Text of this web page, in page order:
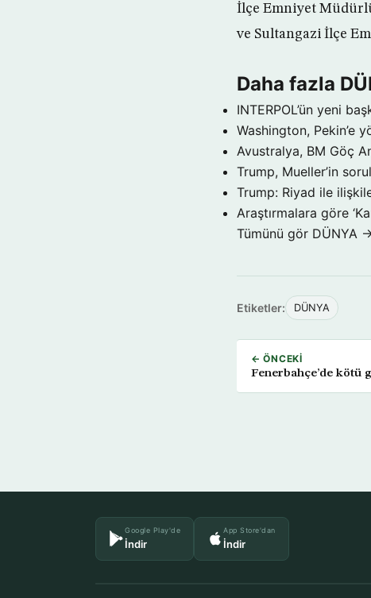
İlçe Emniyet
ve Sultangazi İlçe
Daha fazla
INTERPOL’ün yeni
Washington, Pekin’e
Avustralya, BM Göç
Trump, Mueller’in
Trump: Riyad ile
Araştırmalara göre
Tümünü gör DÜNYA
Etiketler: DÜNYA
← ÖNCEKI
Fenerbahçe’de kötü
Google Play'de
İndir
App Store'dan
İndir